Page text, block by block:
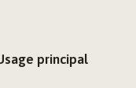
principal